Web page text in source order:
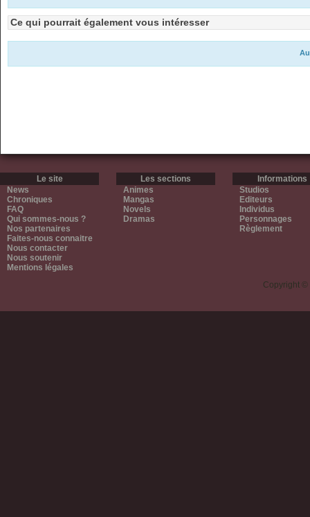
Ce qui pourrait également vous intéresser
Le site
News
Chroniques
FAQ
Qui sommes-nous ?
Nos partenaires
Faites-nous connaitre
Nous contacter
Nous soutenir
Mentions légales
Les sections
Animes
Mangas
Novels
Dramas
Informations
Studios
Editeurs
Individus
Personnages
Règlement
Copyright ©